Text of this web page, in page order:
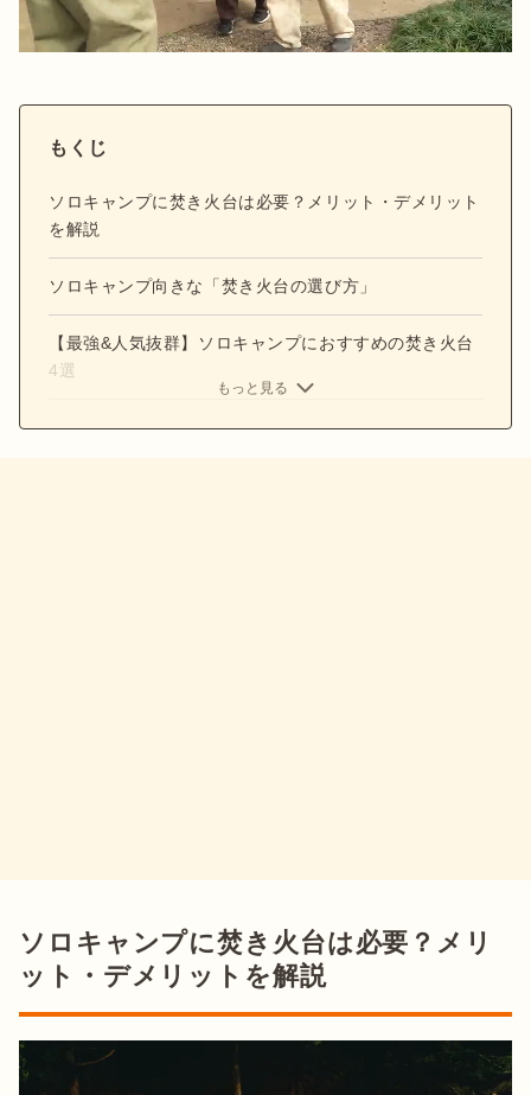
もくじ
ソロキャンプに焚き火台は必要？メリット・デメリット
を解説
ソロキャンプ向きな「焚き火台の選び方」
【最強&人気抜群】ソロキャンプにおすすめの焚き火台
4選
もっと見る
ソロキャンプに焚き火台は必要？メリ
ット・デメリットを解説